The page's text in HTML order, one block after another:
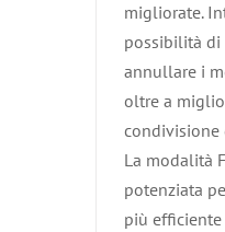
migliorate.
possibilità di
annullare i
oltre a
condivisione
La modalità
potenziata
più